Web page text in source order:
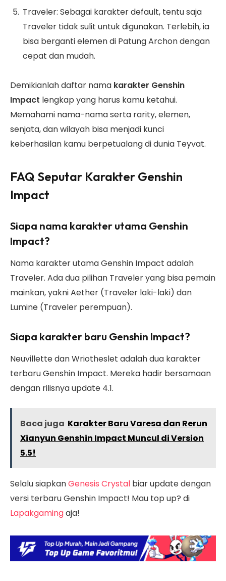
Traveler: Sebagai karakter default, tentu saja
Traveler tidak sulit untuk digunakan. Terlebih, ia
bisa berganti elemen di Patung Archon dengan
cepat dan mudah.
Demikianlah daftar nama karakter Genshin
Impact lengkap yang harus kamu ketahui.
Memahami nama-nama serta rarity, elemen,
senjata, dan wilayah bisa menjadi kunci
keberhasilan kamu berpetualang di dunia Teyvat.
FAQ Seputar Karakter Genshin
Impact
Siapa nama karakter utama Genshin
Impact?
Nama karakter utama Genshin Impact adalah
Traveler. Ada dua pilihan Traveler yang bisa pemain
mainkan, yakni Aether (Traveler laki-laki) dan
Lumine (Traveler perempuan).
Siapa karakter baru Genshin Impact?
Neuvillette dan Wriotheslet adalah dua karakter
terbaru Genshin Impact. Mereka hadir bersamaan
dengan rilisnya update 4.1.
Baca juga Karakter Baru Varesa dan Rerun
Xianyun Genshin Impact Muncul di Version
5.5!
Selalu siapkanGenesis Crystal biar update dengan
versi terbaru Genshin Impact! Mau top up? di
Lapakgamingaja!